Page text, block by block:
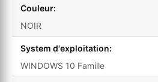
Couleur:
NOIR
System d'exploitation:
WINDOWS 10 Famille